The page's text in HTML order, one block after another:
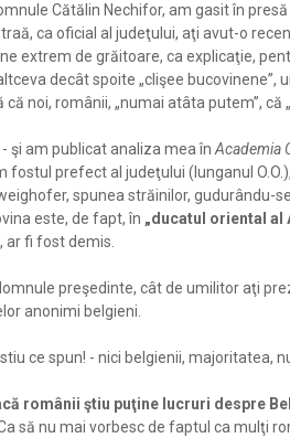
Cătălin Nechifor, am gasit în
ca oficial al judeţului, aţi avut-o
extrem de grăitoare, ca explicaţie,
decât spoite „clişee
noi, românii, „numai atâta putem”, că
şi am publicat analiza mea în Academia
fostul prefect al judeţului (lunganul
spunea străinilor, gudurându-
este, de fapt, în „ducatul oriental al
ar fi fost demis.
preşedinte, cât de umilitor aţi
anonimi belgieni.
ce spun! - nici belgienii, majoritatea,
românii ştiu puţine lucruri despre
să nu mai vorbesc de faptul ca mulţi